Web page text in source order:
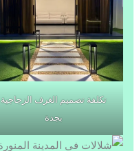
تكلفة تصميم الغرف الزجاجية
بجدة